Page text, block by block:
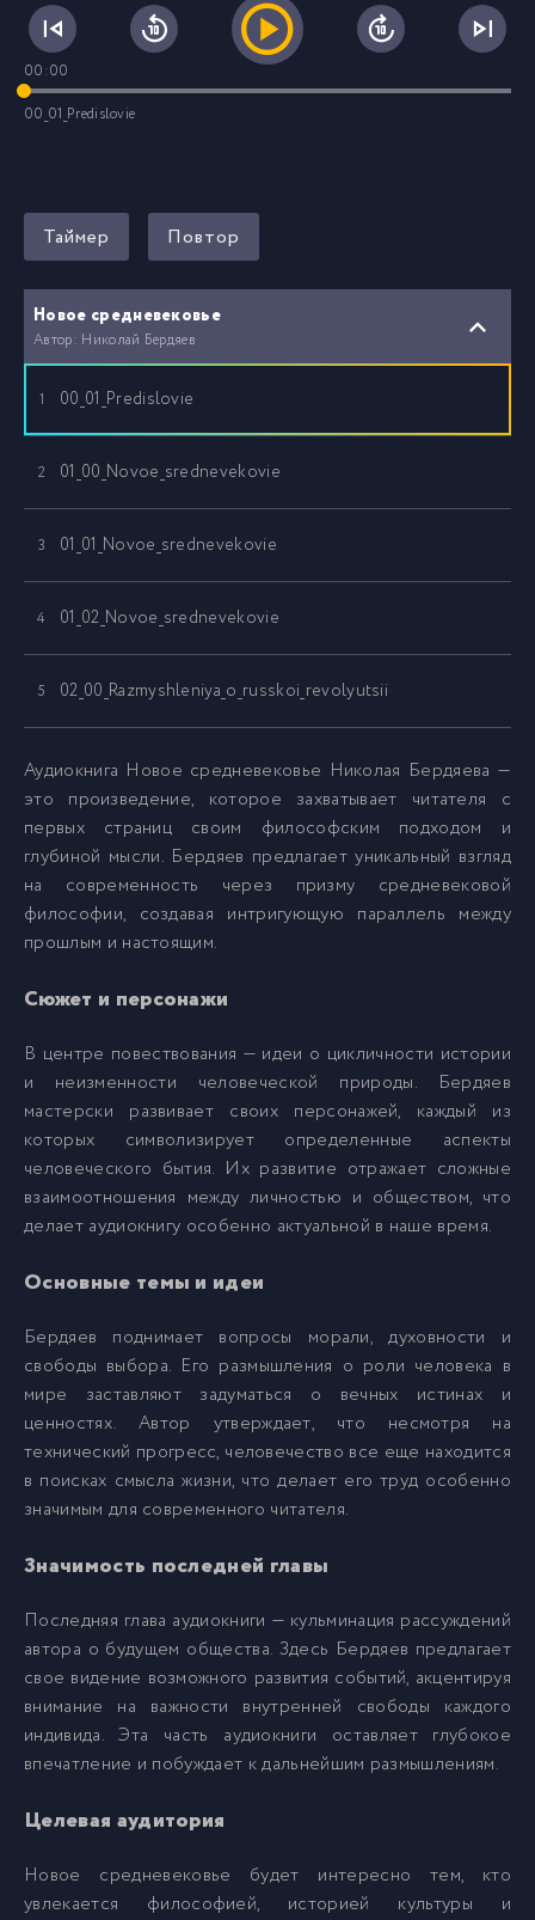
00:00
00_01_Predislovie
Таймер Повтор
Новое средневековье
Автор: Николай Бердяев
1 00_01_Predislovie
2 01_00_Novoe_srednevekovie
3 01_01_Novoe_srednevekovie
4 01_02_Novoe_srednevekovie
5 02_00_Razmyshleniya_o_russkoi_revolyutsii
6 02_01_Razmyshleniya_o_russkoi_revolyutsii
7 02_02_Razmyshleniya_o_russkoi_revolyutsii
8 03_01_Demokratiya_sotsializm
10 03_03_Demokratiya_sotsializm
Аудиокнига Новое средневековье Николая Бердяева —
это произведение, которое захватывает читателя с
первых страниц своим философским подходом и
глубиной мысли. Бердяев предлагает уникальный взгляд
на современность через призму средневековой
философии, создавая интригующую параллель между
прошлым и настоящим.
Сюжет и персонажи
В центре повествования — идеи о цикличности истории
и неизменности человеческой природы. Бердяев
мастерски развивает своих персонажей, каждый из
которых символизирует определенные аспекты
человеческого бытия. Их развитие отражает сложные
взаимоотношения между личностью и обществом, что
делает аудиокнигу особенно актуальной в наше время.
Основные темы и идеи
Бердяев поднимает вопросы морали, духовности и
свободы выбора. Его размышления о роли человека в
мире заставляют задуматься о вечных истинах и
ценностях. Автор утверждает, что несмотря на
технический прогресс, человечество все еще находится
в поисках смысла жизни, что делает его труд особенно
значимым для современного читателя.
Значимость последней главы
Последняя глава аудиокниги — кульминация рассуждений
автора о будущем общества. Здесь Бердяев предлагает
свое видение возможного развития событий, акцентируя
внимание на важности внутренней свободы каждого
индивида. Эта часть аудиокниги оставляет глубокое
впечатление и побуждает к дальнейшим размышлениям.
Целевая аудитория
Новое средневековье будет интересно тем, кто
увлекается философией, историей культуры и